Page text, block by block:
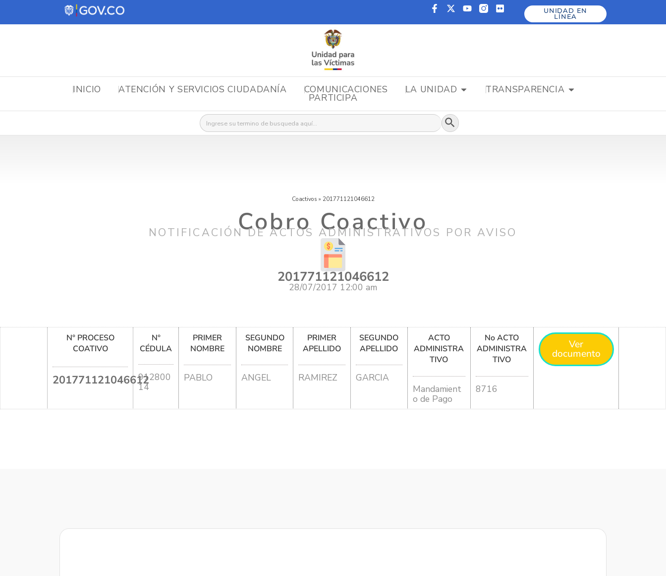
UNIDAD EN
LÍNEA
INICIO ATENCIÓN Y SERVICIOS CIUDADANÍA COMUNICACIONES LA UNIDAD TRANSPARENCIA
PARTICIPA
Buscar: Botón de búsqueda
Coactivos » 201771121046612
Cobro Coactivo
NOTIFICACIÓN DE ACTOS ADMINISTRATIVOS POR AVISO
201771121046612
28/07/2017 12:00 am
N° PROCESO
COATIVO
201771121046612
N°
CÉDULA
912800
14
PRIMER
NOMBRE
PABLO
SEGUNDO
NOMBRE
ANGEL
PRIMER
APELLIDO
RAMIREZ
SEGUNDO
APELLIDO
GARCIA
ACTO
ADMINISTRA
TIVO
Mandamient
o de Pago
No ACTO
ADMINISTRA
TIVO
8716
Ver
documento